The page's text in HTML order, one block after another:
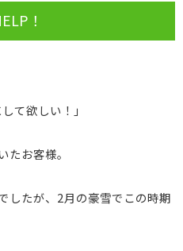
！
て欲しい！」
お客様。
したが、2月の豪雪でこの時期